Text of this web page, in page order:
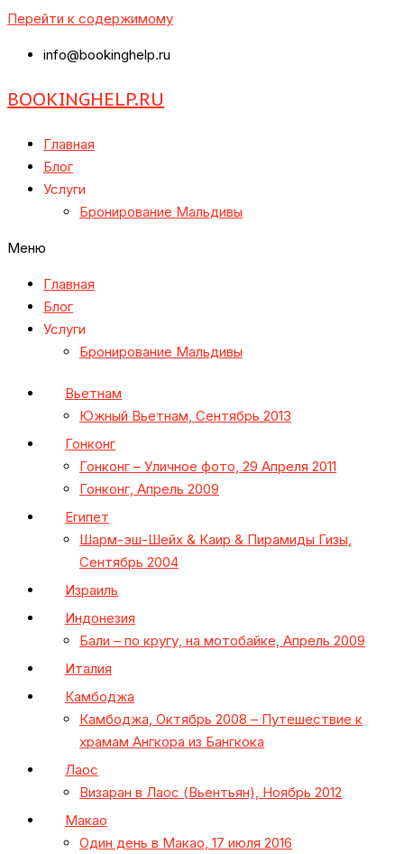
Перейти к содержимому
info@bookinghelp.ru
BOOKINGHELP.RU
Главная
Блог
Услуги
Бронирование Мальдивы
Меню
Главная
Блог
Услуги
Бронирование Мальдивы
Вьетнам
Южный Вьетнам, Сентябрь 2013
Гонконг
Гонконг – Уличное фото, 29 Апреля 2011
Гонконг, Апрель 2009
Египет
Шарм-эш-Шейх & Каир & Пирамиды Гизы,
Сентябрь 2004
Израиль
Индонезия
Бали – по кругу, на мотобайке, Апрель 2009
Италия
Камбоджа
Камбоджа, Октябрь 2008 – Путешествие к
храмам Ангкора из Бангкока
Лаос
Визаран в Лаос (Вьентьян), Ноябрь 2012
Макао
Один день в Макао, 17 июля 2016